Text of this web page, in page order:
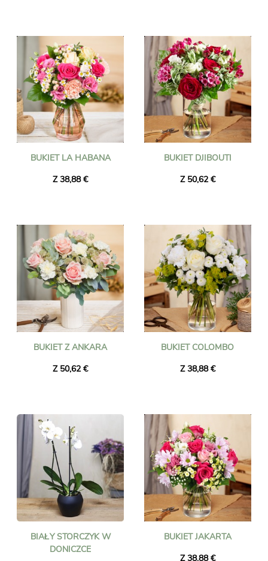
BUKIET LA HABANA
Z 38,88 €
BUKIET DJIBOUTI
Z 50,62 €
BUKIET Z ANKARA
Z 50,62 €
BUKIET COLOMBO
Z 38,88 €
BIAŁY STORCZYK W
DONICZCE
BUKIET JAKARTA
Z 38,88 €